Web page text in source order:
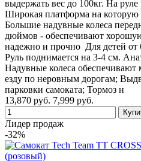
выдержать вес до 100кг. На
Широкая платформа на которую
Большие надувные колеса
дюймов - обеспечивают
надежно и прочно Для детей от
Руль поднимается на 3-4 см.
Надувные колеса
езду по неровным дорогам;
парковки самоката; Тормоз н
13,870 руб. 7,999 руб.
Лидер продаж
-32%